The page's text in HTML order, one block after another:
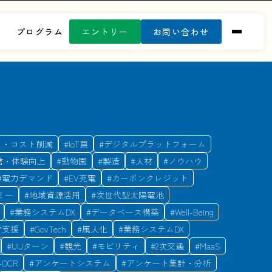
プログラム エントリー お問い合わせ
コスト削減 #IoT罠 #デジタルプラットフォーム
・体験向上 #動物園 #製造 #人材 #ノウハウ
電力デマンド #EV充電 #カーボンクレジット
ー #地域資源活用 #次世代型太陽電池
#業務システムDX #データベース構築 #Well-Being
援 #GovTech #属人化 #業務システムDX
#UIJターン #観光 #モビリティ #2次交通 #MaaS
#アンケートシステム #アンケート集計・分析